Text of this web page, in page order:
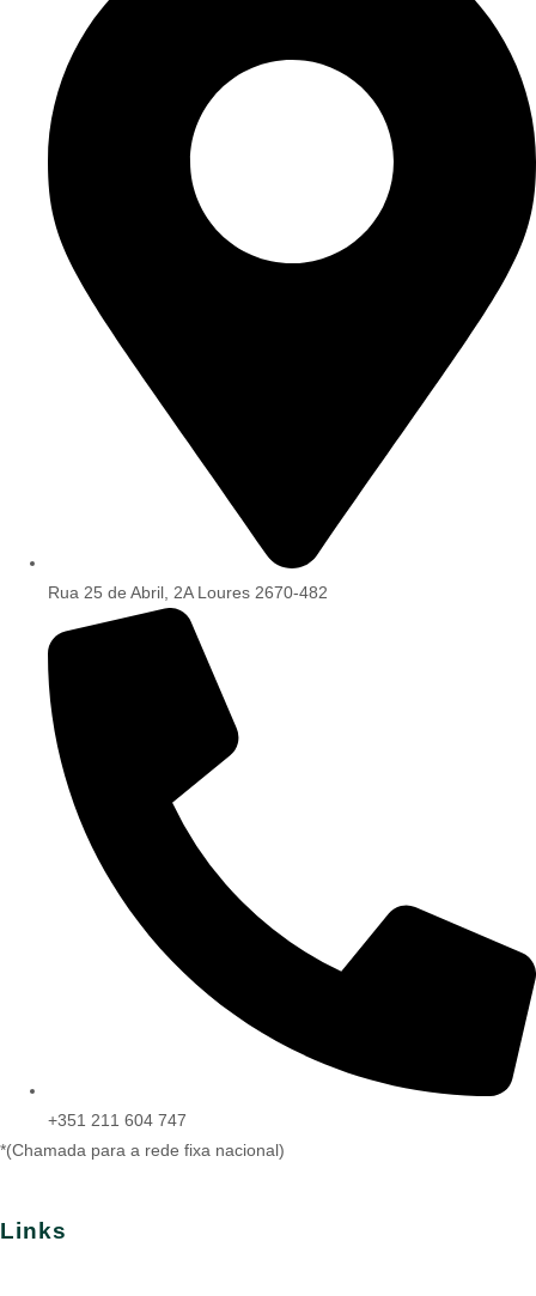
Rua 25 de Abril, 2A Loures 2670-482
+351 211 604 747
*(Chamada para a rede fixa nacional)
Links